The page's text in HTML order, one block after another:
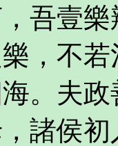
吾壹
，不
。夫
諸侯